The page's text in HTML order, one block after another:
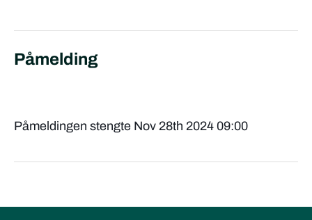
Påmelding
Påmeldingen stengte Nov 28th 2024 09:00